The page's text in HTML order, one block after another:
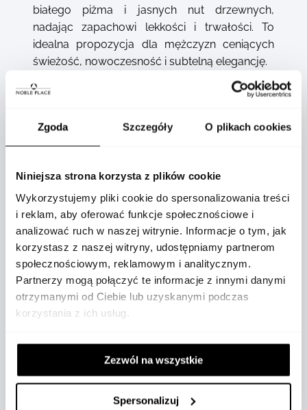
Zgoda Szczegóły O plikach cookies
Niniejsza strona korzysta z plików cookie
Wykorzystujemy pliki cookie do spersonalizowania treści
i reklam, aby oferować funkcje społecznościowe i
analizować ruch w naszej witrynie. Informacje o tym, jak
korzystasz z naszej witryny, udostępniamy partnerom
społecznościowym, reklamowym i analitycznym.
Partnerzy mogą połączyć te informacje z innymi danymi
otrzymanymi od Ciebie lub uzyskanymi podczas
korzystania z ich usług.
Zezwól na wszystkie
Spersonalizuj
białego piżma i jasnych nut drzewnych,
nadając zapachowi lekkości i trwałości. To
idealna propozycja dla mężczyzn ceniących
świeżość, nowoczesność i subtelną elegancję.
Pełna lista składników:
PARFUM (FRAGRANCE), AQUA (WATER),
ACETYLOCTAHYDRONAPHTHALENES,
LINALYL ACETATE, ETHYLHEXYL
METHOXYCINNAMATE, BUTYL
METHOXYDIBENZOYLMETHANE, LINALOOL,
LIMONENE, CITRUS LIMON (LEMON) PEEL OIL,
ACETYL CEDRENE, POGOSTEMON CABLIN
OIL, CITRUS AURANTIUM BERGAMIA
(BERGAMOT) PEEL OIL, ETHYLHEXYL
SALICYLATE, CITRUS AURANTIUM DULCIS
(ORANGE) PEEL OIL, CITRAL, GERANIOL, BETA-
ALPHA-TERPINENE, BHT, CI 14700 (RED 4), CI
42090 (BLUE 1), CI 19140 (YELLOW 5)
Środki ostrożności